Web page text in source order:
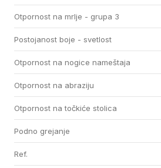
Otpornost na mrlje - grupa 3
Postojanost boje - svetlost
Otpornost na nogice nameštaja
Otpornost na abraziju
Otpornost na točkiće stolica
Podno grejanje
Ref.